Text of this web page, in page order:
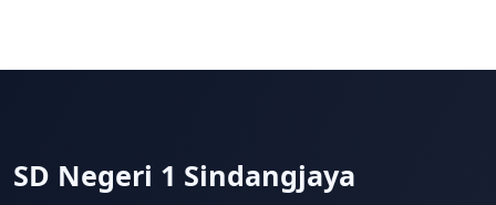
SD Negeri 1 Sindangjaya